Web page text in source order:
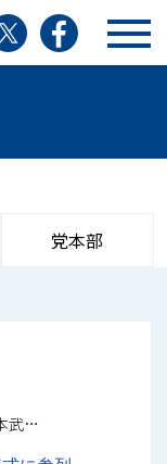
Twitter Facebook
党本部
武…